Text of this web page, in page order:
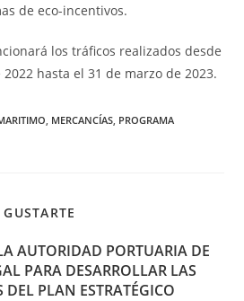
de eco-incentivos.
los tráficos realizados desde
hasta el 31 de marzo de 2023.
MERCANCÍAS PROGRAMA
AUTORIDAD PORTUARIA DE
PARA DESARROLLAR LAS
DEL PLAN ESTRATÉGICO